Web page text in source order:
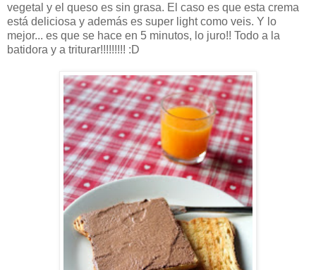
vegetal y el queso es sin grasa. El caso es que esta crema
está deliciosa y además es super light como veis. Y lo
mejor... es que se hace en 5 minutos, lo juro!! Todo a la
batidora y a triturar!!!!!!!!! :D